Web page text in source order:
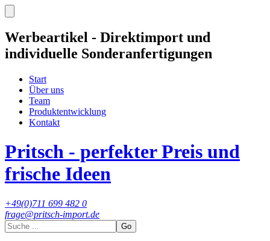
Werbeartikel - Direktimport und
individuelle Sonderanfertigungen
Start
Über uns
Team
Produktentwicklung
Kontakt
Pritsch - perfekter Preis und
frische Ideen
+49(0)711 699 482 0
frage@pritsch-import.de
Go